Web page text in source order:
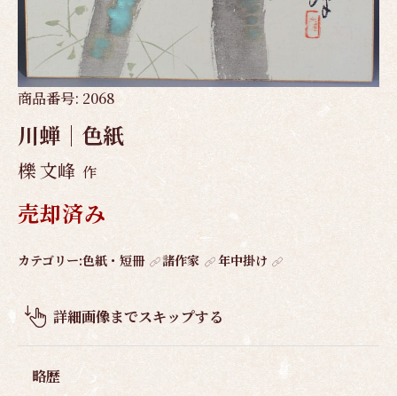
商品番号: 2068
川蝉｜色紙
櫟 文峰 作
売却済み
作
概
要
カテゴリー:色紙・短冊 諸作家 年中掛け
詳細画像までスキップする
略歴